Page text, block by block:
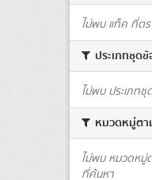
ไม่พบ แท็ค ที่ต
ประเภทชุด
ไม่พบ ประเภท
หมวดหมู่ตา
ไม่พบ หมวดหมู่
ที่ค้นหา